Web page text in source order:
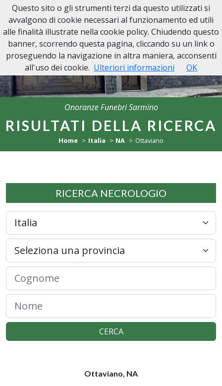
Onoranze Funebri Sarmino
Onoranze Funebri Sarmino
RISULTATI DELLA RICERCA
Home Italia NA Ottaviano
RICERCA NECROLOGIO
CERCA
Ottaviano, NA
Questo sito o gli strumenti terzi da questo utilizzati si
avvalgono di cookie necessari al funzionamento ed utili
alle finalità illustrate nella cookie policy. Chiudendo questo
banner, scorrendo questa pagina, cliccando su un link o
proseguendo la navigazione in altra maniera, acconsenti
all'uso dei cookie. Ulteriori informazioni OK